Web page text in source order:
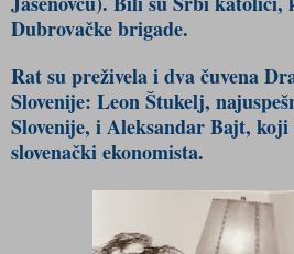
Dubrovačke brigade.
Rat su preživela i dva čuvena
Slovenije: Leon Štukelj,
Slovenije, i Aleksandar Bajt,
slovenački ekonomista.